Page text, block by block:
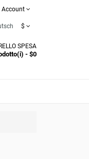
Account
$
SPESA
- $0